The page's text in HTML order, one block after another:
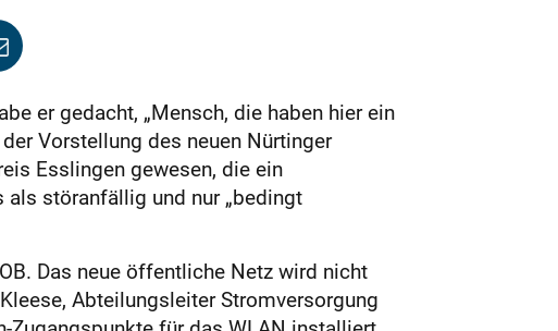
er gedacht, „Mensch, die haben hier ein
Vorstellung des neuen Nürtinger
Esslingen gewesen, die ein
als störanfällig und nur „bedingt
Das neue öffentliche Netz wird nicht
Abteilungsleiter Stromversorgung